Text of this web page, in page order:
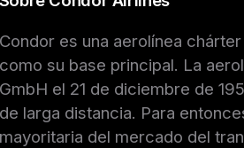
Condor es una aerolínea
como su base principal. La
GmbH el 21 de diciembre de
de larga distancia. Para
mayoritaria del mercado del